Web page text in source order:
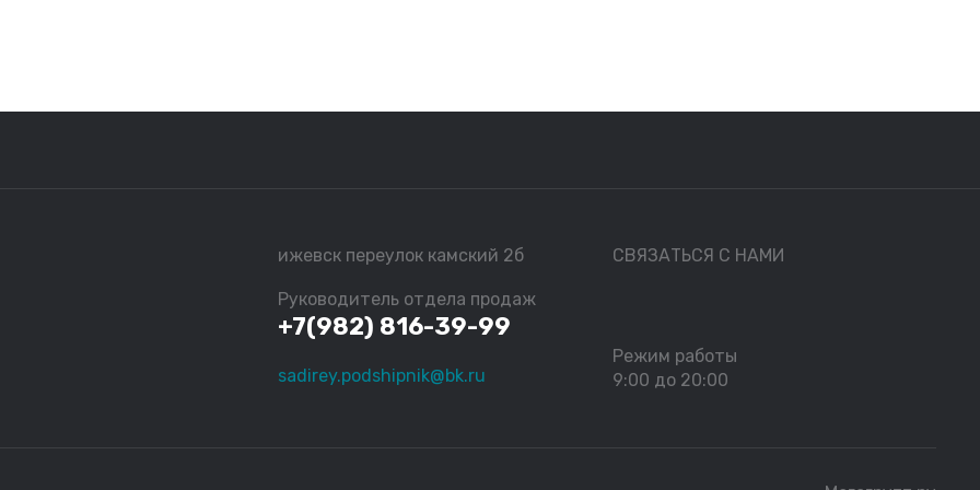
ижевск переулок камский 2б
Руководитель отдела продаж
+7(982) 816-39-99
sadirey.podshipnik@bk.ru
СВЯЗАТЬСЯ С НАМИ
Режим работы
9:00 до 20:00